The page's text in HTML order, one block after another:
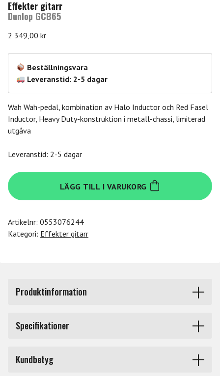
Effekter gitarr
Dunlop GCB65
2 349,00 kr
Beställningsvara
Leveranstid: 2-5 dagar
Wah Wah-pedal, kombination av Halo Inductor och Red Fasel
Inductor, Heavy Duty-konstruktion i metall-chassi, limiterad
utgåva
Leveranstid: 2-5 dagar
Dunlop
GCB65
mängd
LÄGG TILL I VARUKORG
Artikelnr: 0553076244
Kategori: Effekter gitarr
Produktinformation
de mest ikoniska wah-pedalerna genom historien och
musikaliska uttryck.
Specifikationer
Kundbetyg